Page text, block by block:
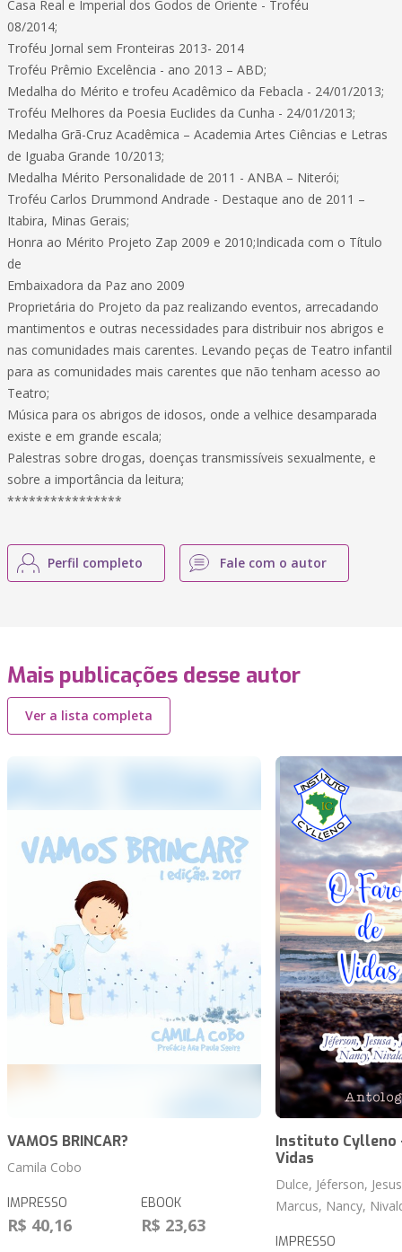
Casa Real e Imperial dos Godos de Oriente - Troféu
08/2014;
Troféu Jornal sem Fronteiras 2013- 2014
Troféu Prêmio Excelência - ano 2013 – ABD;
Medalha do Mérito e trofeu Acadêmico da Febacla - 24/01/2013;
Troféu Melhores da Poesia Euclides da Cunha - 24/01/2013;
Medalha Grã-Cruz Acadêmica – Academia Artes Ciências e Letras
de Iguaba Grande 10/2013;
Medalha Mérito Personalidade de 2011 - ANBA – Niterói;
Troféu Carlos Drummond Andrade - Destaque ano de 2011 –
Itabira, Minas Gerais;
Honra ao Mérito Projeto Zap 2009 e 2010;Indicada com o Título
de
Embaixadora da Paz ano 2009
Proprietária do Projeto da paz realizando eventos, arrecadando
mantimentos e outras necessidades para distribuir nos abrigos e
nas comunidades mais carentes. Levando peças de Teatro infantil
para as comunidades mais carentes que não tenham acesso ao
Teatro;
Música para os abrigos de idosos, onde a velhice desamparada
existe e em grande escala;
Palestras sobre drogas, doenças transmissíveis sexualmente, e
sobre a importância da leitura;
****************
Perfil completo Fale com o autor
Mais publicações desse autor
Ver a lista completa
VAMOS BRINCAR?
Camila Cobo
IMPRESSO
R$ 40,16
EBOOK
R$ 23,63
Instituto Cylleno
Vidas
Dulce, Jéferson,
Marcus, Nancy,
IMPRESSO